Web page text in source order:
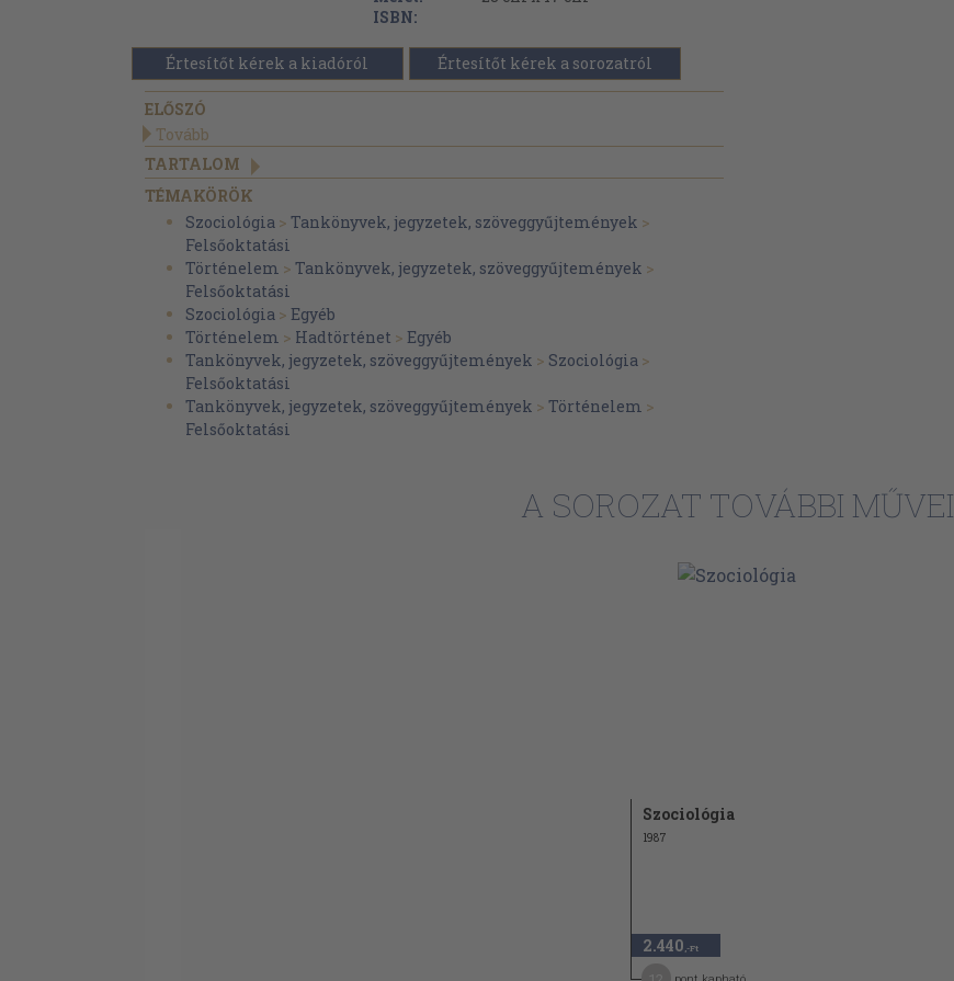
ISBN:
Értesítőt kérek a kiadóról Értesítőt kérek a sorozatról
ELŐSZÓ
Tovább
TARTALOM
TÉMAKÖRÖK
Szociológia > Tankönyvek, jegyzetek, szöveggyűjtemények >
Felsőoktatási
Történelem > Tankönyvek, jegyzetek, szöveggyűjtemények >
Felsőoktatási
Szociológia > Egyéb
Történelem > Hadtörténet > Egyéb
Tankönyvek, jegyzetek, szöveggyűjtemények > Szociológia >
Felsőoktatási
Tankönyvek, jegyzetek, szöveggyűjtemények > Történelem >
Felsőoktatási
A SOROZAT TOVÁBBI MŰVEI
Szociológia
1987
2.440 ,-Ft